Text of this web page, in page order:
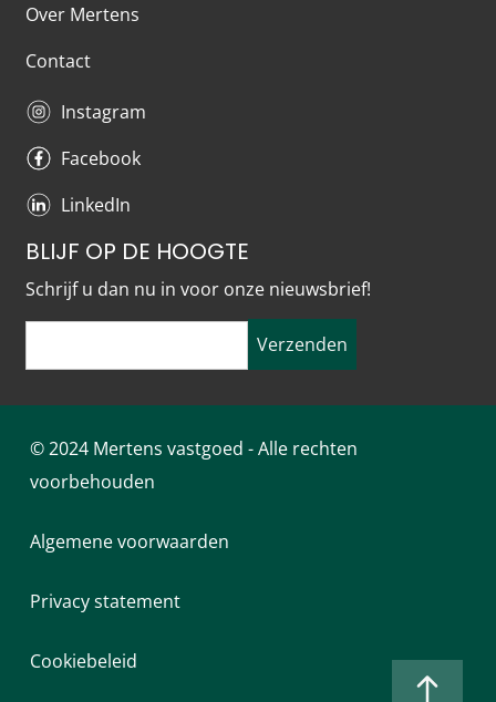
Over Mertens
Contact
Instagram
Facebook
LinkedIn
BLIJF OP DE HOOGTE
Schrijf u dan nu in voor onze nieuwsbrief!
Verzenden
© 2024 Mertens vastgoed - Alle rechten
voorbehouden
Algemene voorwaarden
Privacy statement
Cookiebeleid